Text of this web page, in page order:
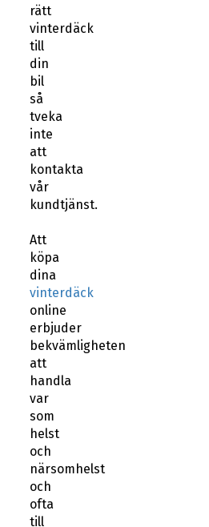
rätt
vinterdäck
till
din
bil
så
tveka
inte
att
kontakta
vår
kundtjänst.
Att
köpa
dina
vinterdäck
online
erbjuder
bekvämligheten
att
handla
var
som
helst
och
närsomhelst
och
ofta
till